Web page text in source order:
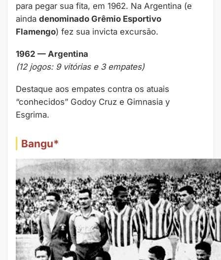
para pegar sua fita, em 1962. Na Argentina (e
ainda denominado Grêmio Esportivo
Flamengo) fez sua invicta excursão.
1962 — Argentina
(12 jogos: 9 vitórias e 3 empates)
Destaque aos empates contra os atuais
“conhecidos” Godoy Cruz e Gimnasia y
Esgrima.
Bangu*